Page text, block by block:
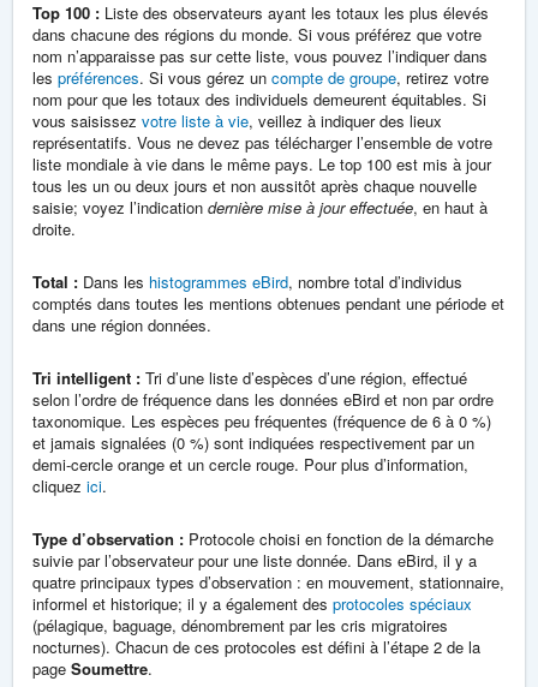
Top 100 : Liste des observateurs ayant les totaux les plus élevés
dans chacune des régions du monde. Si vous préférez que votre
nom n’apparaisse pas sur cette liste, vous pouvez l’indiquer dans
les préférences. Si vous gérez un compte de groupe, retirez votre
nom pour que les totaux des individuels demeurent équitables. Si
vous saisissez votre liste à vie, veillez à indiquer des lieux
représentatifs. Vous ne devez pas télécharger l’ensemble de votre
liste mondiale à vie dans le même pays. Le top 100 est mis à jour
tous les un ou deux jours et non aussitôt après chaque nouvelle
saisie; voyez l’indication dernière mise à jour effectuée, en haut à
droite.
Total : Dans les histogrammes eBird, nombre total d’individus
comptés dans toutes les mentions obtenues pendant une période et
dans une région données.
Tri intelligent : Tri d’une liste d’espèces d’une région, effectué
selon l’ordre de fréquence dans les données eBird et non par ordre
taxonomique. Les espèces peu fréquentes (fréquence de 6 à 0 %)
et jamais signalées (0 %) sont indiquées respectivement par un
demi-cercle orange et un cercle rouge. Pour plus d’information,
cliquez ici.
Type d’observation : Protocole choisi en fonction de la démarche
suivie par l’observateur pour une liste donnée. Dans eBird, il y a
quatre principaux types d’observation : en mouvement, stationnaire,
informel et historique; il y a également des protocoles spéciaux
(pélagique, baguage, dénombrement par les cris migratoires
nocturnes). Chacun de ces protocoles est défini à l’étape 2 de la
page Soumettre.